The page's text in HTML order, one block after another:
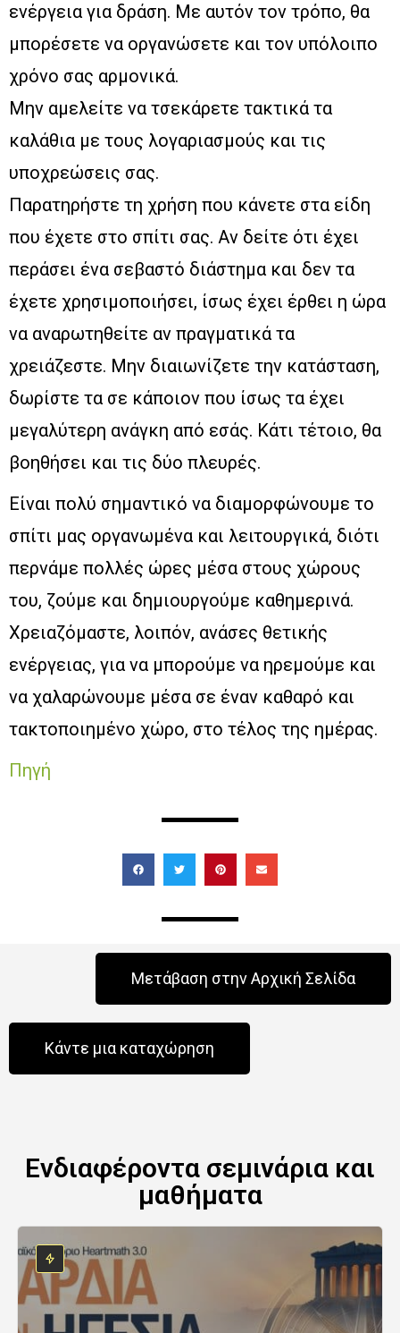
ενέργεια για δράση. Με αυτόν τον τρόπο, θα
μπορέσετε να οργανώσετε και τον υπόλοιπο
χρόνο σας αρμονικά.
Μην αμελείτε να τσεκάρετε τακτικά τα
καλάθια με τους λογαριασμούς και τις
υποχρεώσεις σας.
Παρατηρήστε τη χρήση που κάνετε στα είδη
που έχετε στο σπίτι σας. Αν δείτε ότι έχει
περάσει ένα σεβαστό διάστημα και δεν τα
έχετε χρησιμοποιήσει, ίσως έχει έρθει η ώρα
να αναρωτηθείτε αν πραγματικά τα
χρειάζεστε. Μην διαιωνίζετε την κατάσταση,
δωρίστε τα σε κάποιον που ίσως τα έχει
μεγαλύτερη ανάγκη από εσάς. Κάτι τέτοιο, θα
βοηθήσει και τις δύο πλευρές.
Είναι πολύ σημαντικό να διαμορφώνουμε το
σπίτι μας οργανωμένα και λειτουργικά, διότι
περνάμε πολλές ώρες μέσα στους χώρους
του, ζούμε και δημιουργούμε καθημερινά.
Χρειαζόμαστε, λοιπόν, ανάσες θετικής
ενέργειας, για να μπορούμε να ηρεμούμε και
να χαλαρώνουμε μέσα σε έναν καθαρό και
τακτοποιημένο χώρο, στο τέλος της ημέρας.
Πηγή
Μετάβαση στην Αρχική Σελίδα
Κάντε μια καταχώρηση
Ενδιαφέροντα σεμινάρια και
μαθήματα